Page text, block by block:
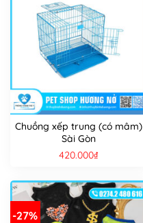
Chuồng xếp trung (có mâm)
Sài Gòn
420.000₫
-27%